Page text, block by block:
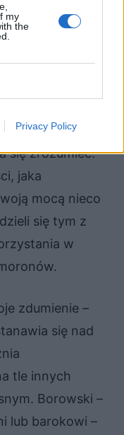
my
the
Privacy Policy
dla
szczęścia.
i „grozie
partnerami,
się zrozumieć.
jaka
mocą nieco
się tym z
w
zdumienie –
się nad
tle innych
Borowski –
lub barokowi –